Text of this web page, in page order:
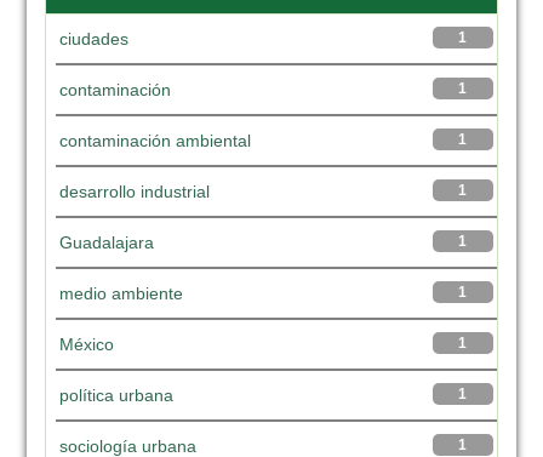
1
ciudades
1
contaminación
1
contaminación ambiental
1
desarrollo industrial
1
Guadalajara
1
medio ambiente
1
México
1
política urbana
1
sociología urbana